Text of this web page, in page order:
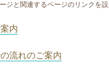
ジと関連するページのリンクを
内
流れのご案内